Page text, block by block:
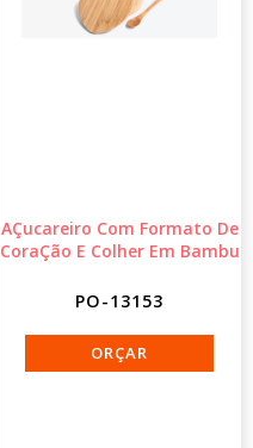
AÇucareiro Com Formato De
CoraÇão E Colher Em Bambu
PO-13153